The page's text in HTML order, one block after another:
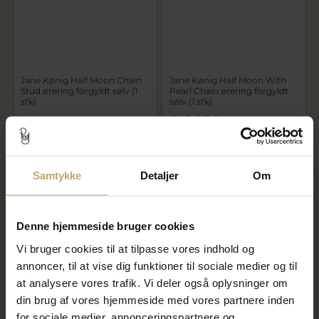
Samtykke Detaljer Om
Denne hjemmeside bruger cookies
Vi bruger cookies til at tilpasse vores indhold og
annoncer, til at vise dig funktioner til sociale medier og til
at analysere vores trafik. Vi deler også oplysninger om
din brug af vores hjemmeside med vores partnere inden
for sociale medier, annonceringspartnere og
Jane Kønig Half Moon Chain
Stud ørering forgyldt sølv (1
stk)
398,00 kr
Jane Kønig Half Moon With
Pearl Chain ørering forgyldt
sølv (1 stk)
640,00 kr